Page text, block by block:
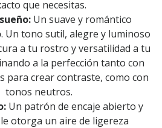
que necesitas.
Un suave y romántico
. Un tono sutil, alegre y luminoso
a tu rostro y versatilidad a tu
a la perfección tanto con
para crear contraste, como con
tonos neutros.
Un patrón de encaje abierto y
otorga un aire de ligereza